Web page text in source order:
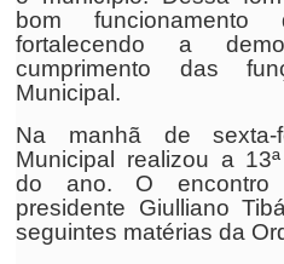
bom
fortalecendo a
cumprimento das
Municipal.
Na manhã de
Municipal realizou a
do ano. O encontro
presidente Giulliano
seguintes matérias da